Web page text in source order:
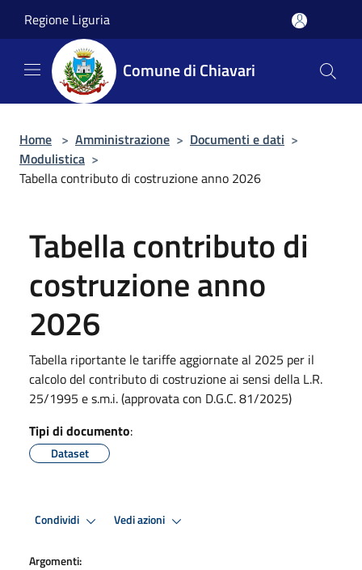
Regione Liguria
Comune di Chiavari
Home > Amministrazione > Documenti e dati >
Modulistica >
Tabella contributo di costruzione anno 2026
Tabella contributo di
costruzione anno
2026
Tabella riportante le tariffe aggiornate al 2025 per il
calcolo del contributo di costruzione ai sensi della L.R.
25/1995 e s.m.i. (approvata con D.G.C. 81/2025)
Tipi di documento:
Dataset
Condividi Vedi azioni
Argomenti: